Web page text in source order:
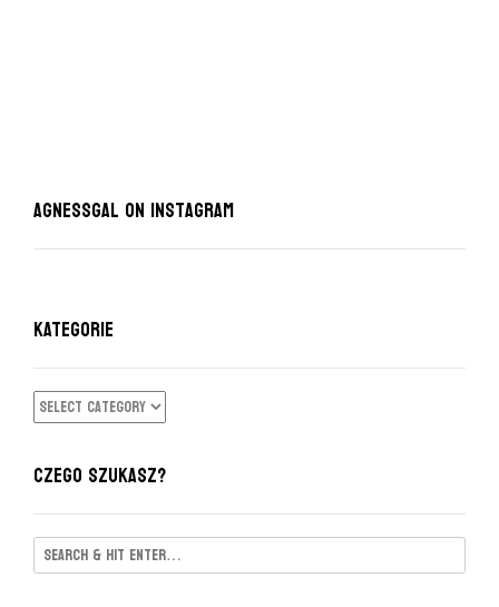
AgnessGal on Instagram
KATEGORIE
KATEGORIE
CZEGO SZUKASZ?